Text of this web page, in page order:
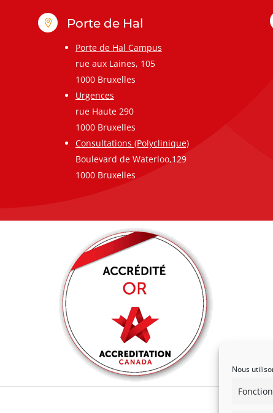
Nous
 Porte de Hal
Porte de Hal Campus
rue aux Laines, 105
1000 Bruxelles
Urgences
rue Haute 290
1000 Bruxelles
Consultations (Polyclinique)
Boulevard de Waterloo,129
1000 Bruxelles